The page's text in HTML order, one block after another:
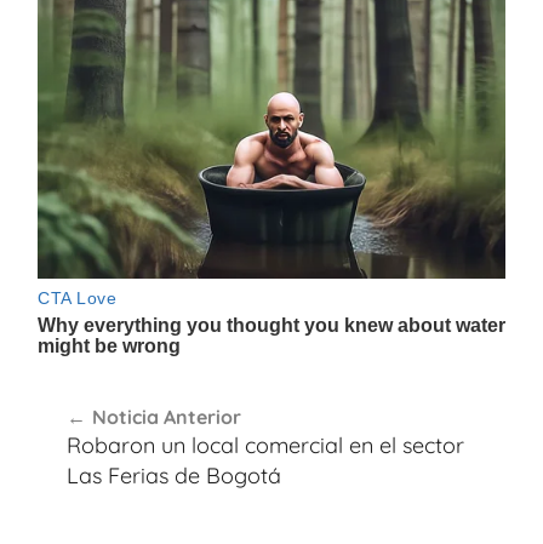
de
entradas
Noticia Anterior
Robaron un local comercial en el sector
Las Ferias de Bogotá